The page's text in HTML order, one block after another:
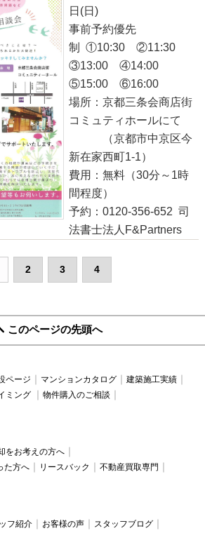
日(日)
事前予約優先
制 ①10:30 ②11:30
③13:00 ④14:00
⑤15:00 ⑥16:00
場所：京都三条会商店街
コミュティホールにて
（京都市中京区今
新在家西町1-1）
費用：無料（30分～1時
間程度）
予約：0120-356-652 司
法書士法人F&Partners
2 3 4
このページの先頭へ
ページ マンションカタログ
建築施工実績
ミング
物件購入のご相談
をお考えの方へ
た方へ
リースバック
不動産買取専門
フ紹介 お客様の声
スタッフブログ